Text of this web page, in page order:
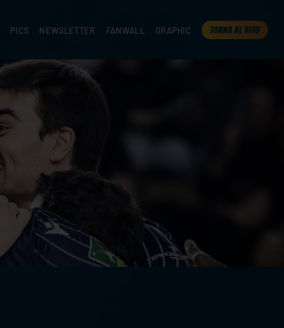
PICS NEWSLETTER FANWALL GRAPHIC TORNA AL SITO